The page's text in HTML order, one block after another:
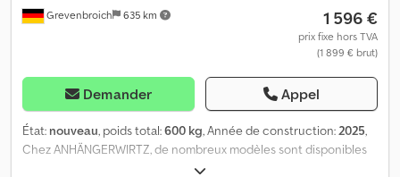
Grevenbroich 635 km 1 596 €
prix fixe hors TVA
(1 899 € brut)
Demander Appel
État: nouveau, poids total:600 kg, Année de construction:2025,
Chez ANHÄNGERWIRTZ, de nombreux modèles sont disponibles
en ligne. Achetez facilement et à tout moment sur trailer-shop.